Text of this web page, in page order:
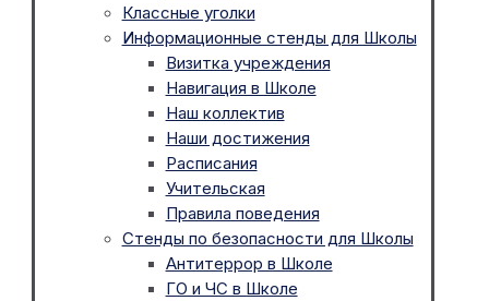
Классные уголки
Информационные стенды для Школы
Визитка учреждения
Навигация в Школе
Наш коллектив
Наши достижения
Расписания
Учительская
Правила поведения
Стенды по безопасности для Школы
Антитеррор в Школе
ГО и ЧС в Школе